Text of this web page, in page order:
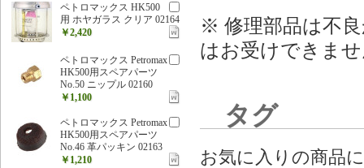
※ 修理部品は不
はお受けできま
タグ
お気に入りの商品
ペトロマックス HK500
用 ホヤガラス クリア 02164
￥2,420
ペトロマックス Petromax
HK500用スペアパーツ
No.50 ニップル 02160
￥1,100
ペトロマックス Petromax
HK500用スペアパーツ
No.46 革パッキン 02163
￥1,210